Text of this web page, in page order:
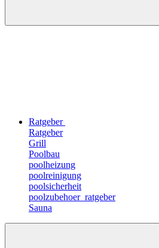
Ratgeber
Ratgeber
Grill
Poolbau
poolheizung
poolreinigung
poolsicherheit
poolzubehoer_ratgeber
Sauna